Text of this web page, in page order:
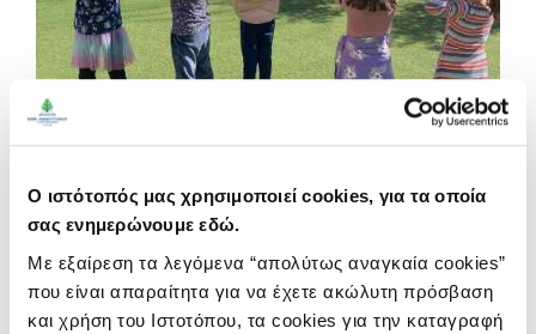
Ο ιστότοπός μας χρησιμοποιεί cookies, για τα οποία
σας ενημερώνουμε εδώ.
Με εξαίρεση τα λεγόμενα “απολύτως αναγκαία cookies”
που είναι απαραίτητα για να έχετε ακώλυτη πρόσβαση
και χρήση του Ιστοτόπου, τα cookies για την καταγραφή
Σάββατο 9, 16, 23 Νοεμβρίου, 7 Δεκεμβρίου 2024
"Captivating Saturdays: Our Favorite Characters in New
Adventures"